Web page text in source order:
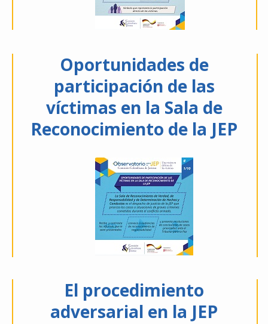
Oportunidades de
participación de las
víctimas en la Sala de
Reconocimiento de la JEP
El procedimiento
adversarial en la JEP